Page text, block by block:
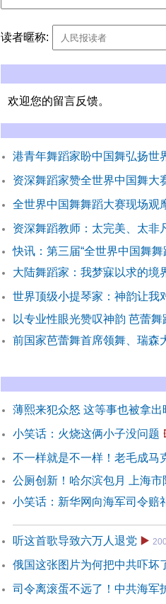
读者暱称:
欢迎您的留言反馈。
港青年舞蹈家盼中国舞弘扬世
资深舞蹈家赞全世界中国舞大
全世界中国舞舞蹈大赛现场观
资深舞蹈教师：太完美、太非
快讯：第三届“全世界中国舞舞
大陆舞蹈家：我梦寐以求的境
世界顶级小提琴家：神韵让我
以专业性眼光赞叹神韵 芭蕾
前国家芭蕾舞首席领舞、瑞森
薄熙来犯众怒 这等事也被拿出
小笑话：火烧这俩小子没问题
不一样就是不一样！老毛成马
公厕创新！哈尔滨包月 上海市
小笑话：新华网向海军司令赔
听这首歌导致六万人退党 ▶️
俄国这张图片为何把中共吓坏
司令离滚蛋不远了！中共海军